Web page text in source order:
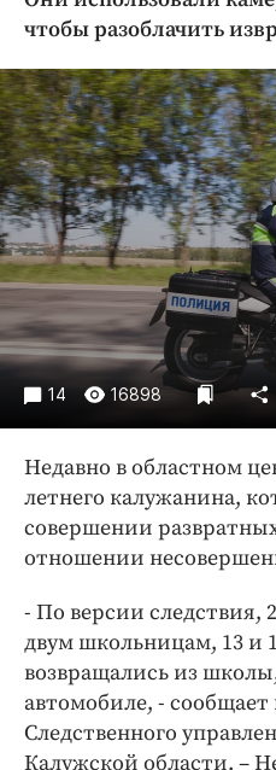
Криминал
Недвижимость и
Образование
Общество
Погода
Праздники
Происшествия
Спорт
Экономика и бизнес
ПРОЕКТЫ
Издания
Медиаперсона
Интересное чтиво
Бренд года
Работодатель года
чтобы разоблачить
14 16898
Недавно в областном
летнего калужанина,
совершении
отношении
- По версии следствия,
двум школьницам, 13 и
возвращались из
автомобиле, - сообщает
Следственного
Калужской области. –